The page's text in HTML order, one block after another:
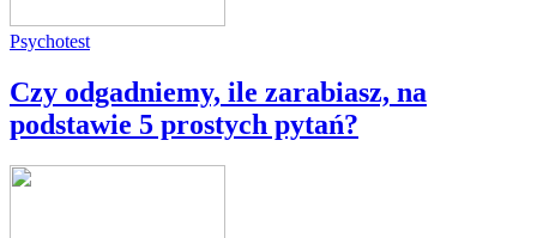
Psychotest
Czy odgadniemy, ile zarabiasz, na
podstawie 5 prostych pytań?